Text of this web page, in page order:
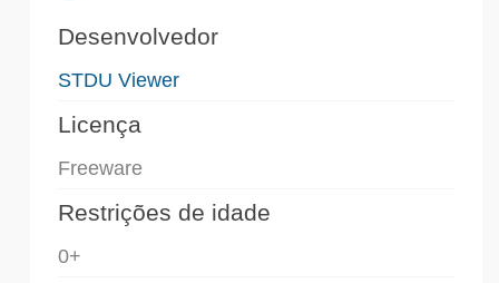
Desenvolvedor
STDU Viewer
Licença
Freeware
Restrições de idade
0+